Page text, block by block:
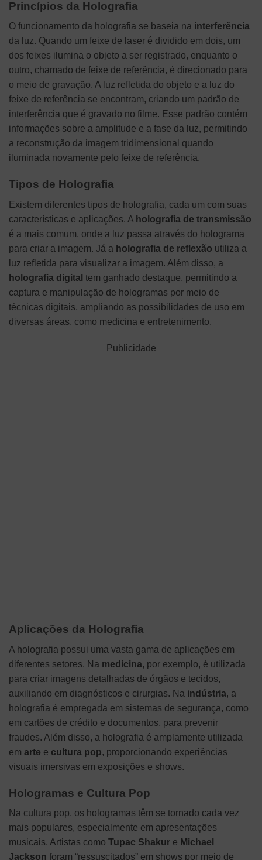
Princípios da Holografia
O funcionamento da holografia se baseia na interferência
da luz. Quando um feixe de laser é dividido em dois, um
dos feixes ilumina o objeto a ser registrado, enquanto o
outro, chamado de feixe de referência, é direcionado para
o meio de gravação. A luz refletida do objeto e a luz do
feixe de referência se encontram, criando um padrão de
interferência que é gravado no filme. Esse padrão contém
informações sobre a amplitude e a fase da luz, permitindo
a reconstrução da imagem tridimensional quando
iluminada novamente pelo feixe de referência.
Tipos de Holografia
Existem diferentes tipos de holografia, cada um com suas
características e aplicações. A holografia de transmissão
é a mais comum, onde a luz passa através do holograma
para criar a imagem. Já a holografia de reflexão utiliza a
luz refletida para visualizar a imagem. Além disso, a
holografia digital tem ganhado destaque, permitindo a
captura e manipulação de hologramas por meio de
técnicas digitais, ampliando as possibilidades de uso em
diversas áreas, como medicina e entretenimento.
Publicidade
Aplicações da Holografia
A holografia possui uma vasta gama de aplicações em
diferentes setores. Na medicina, por exemplo, é utilizada
para criar imagens detalhadas de órgãos e tecidos,
auxiliando em diagnósticos e cirurgias. Na indústria, a
holografia é empregada em sistemas de segurança, como
em cartões de crédito e documentos, para prevenir
fraudes. Além disso, a holografia é amplamente utilizada
em arte e cultura pop, proporcionando experiências
visuais imersivas em exposições e shows.
Hologramas e Cultura Pop
Na cultura pop, os hologramas têm se tornado cada vez
mais populares, especialmente em apresentações
musicais. Artistas como Tupac Shakur e Michael
Jackson foram “ressuscitados” em shows por meio de